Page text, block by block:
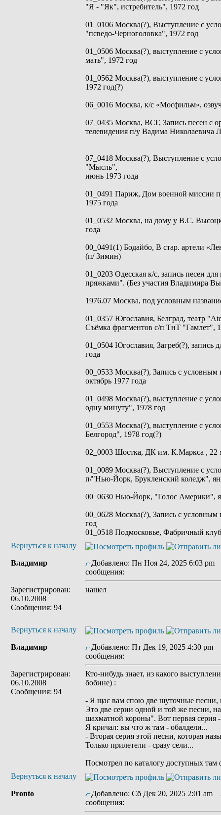
"Я - "Як", истребитель", 1972 год
01_0106 Москва(?), Выступление с
"псведо-Черноголовка", 1972 год
01_0506 Москва(?), выступление с
мать", 1972 год
01_0562 Москва(?), выступление с
1972 год(?)
06_0016 Москва, к/с «Мосфильм»,
07_0435 Москва, ВСГ, Запись песен с
телевидения п/у Вадима Николаевича
07_0418 Москва(?), Выступление с
"Мысль",
июнь 1973 года
01_0491 Париж, Дом военной миссии
1975 года
01_0532 Москва, на дому у В.С.
года
00_0491(1) Бодайбо, В стар. артели
(п/ Зимин)
01_0203 Одесская к/с, запись песен
пряжками". (Без участия Владимира
1976.07 Москва, под условным
01_0357 Югославия, Белград, театр
Съёмка фрагментов с/п ТнТ "Гамлет",
01_0504 Югославия, Загреб(?), запись
года
00_0533 Москва(?), Запись с условным
октябрь 1977 года
01_0498 Москва(?), выступление с
одну минуту", 1978 год
01_0553 Москва(?), выступление с
Белгород", 1978 год(?)
02_0003 Шостка, ДК им. К.Маркса , 22
01_0089 Москва(?), Выступление с
п/"Нью-Йорк, Брукленский коледж",
00_0630 Нью-Йорк, "Голос Америки",
00_0628 Москва(?), Запись с условным
год
01_0518 Подмосковье, Фабричный
Вернуться к началу
Владимир
Зарегистрирован:
06.10.2008
Сообщения: 94
Добавлено: Пн Ноя 24, 2025 6:03 pm
сообщения:
нашел
Вернуться к началу
Владимир
Зарегистрирован:
06.10.2008
Сообщения: 94
Добавлено: Пт Дек 19, 2025 4:30 pm
сообщения:
Кто-нибудь знает, из какого
бобине) :
- Я щас вам спою две шуточные песни,
Это две серии одной и той же песни,
шахматной короны". Вот первая серия
Я кричал: вы что ж там - обалдели...
- Вторая серия этой песни, которая
Только прилетели - сразу сели...
Посмотрел по каталогу доступных
Вернуться к началу
Pronto Добавлено: Сб Дек 20, 2025 2:01 am
сообщения: